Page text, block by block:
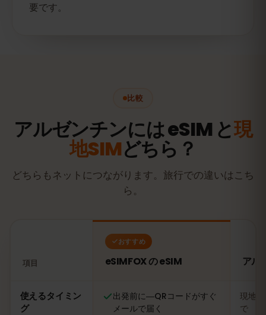
要です。
比較
アルゼンチンには eSIM と現
地SIMどちら？
どちらもネットにつながります。旅行での違いはこち
ら。
項目
おすすめ
eSIMFOX の eSIM アル
使えるタイミン
グ
出発前に―QRコードがすぐ
メールで届く
現地
で